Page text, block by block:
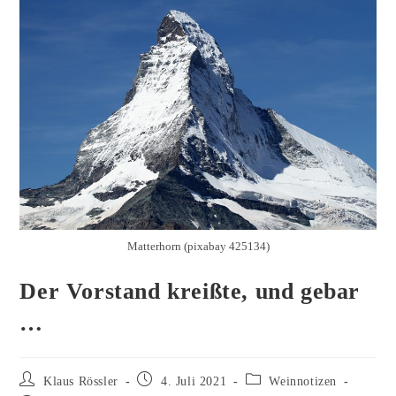
Matterhorn (pixabay 425134)
Der Vorstand kreißte, und gebar
…
Klaus Rössler 4. Juli 2021
Weinnotizen